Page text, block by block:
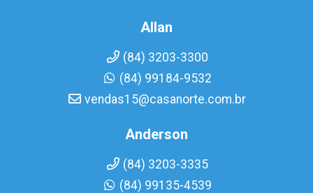
Allan
(84) 3203-3300
(84) 99184-9532
vendas15@casanorte.com.br
Anderson
(84) 3203-3335
(84) 99135-4539